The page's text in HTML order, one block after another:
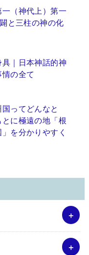
一（神代上）第一
と三柱の神の化
｜日本神話的神
の全て
ってどんなと
に極遠の地「根
を分かりやすく